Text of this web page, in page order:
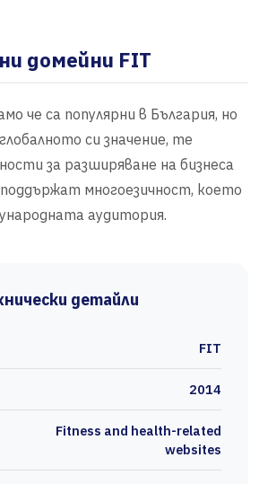
домейни FIT
че са популярни в България, но
си значение, те
за разширяване на бизнеса
многоезичност, което
аудитория.
детайли
FIT
2014
Fitness and health-related
websites